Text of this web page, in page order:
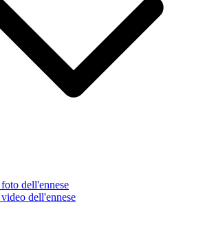
dell'ennese
dell'ennese